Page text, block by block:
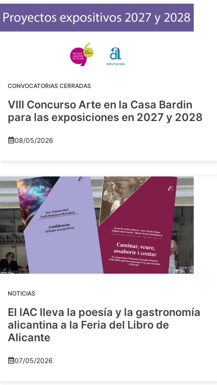
CONVOCATORIAS CERRADAS
VIII Concurso Arte en la Casa Bardin
para las exposiciones en 2027 y 2028
08/05/2026
NOTICIAS
El IAC lleva la poesía y la gastronomía
alicantina a la Feria del Libro de
Alicante
07/05/2026